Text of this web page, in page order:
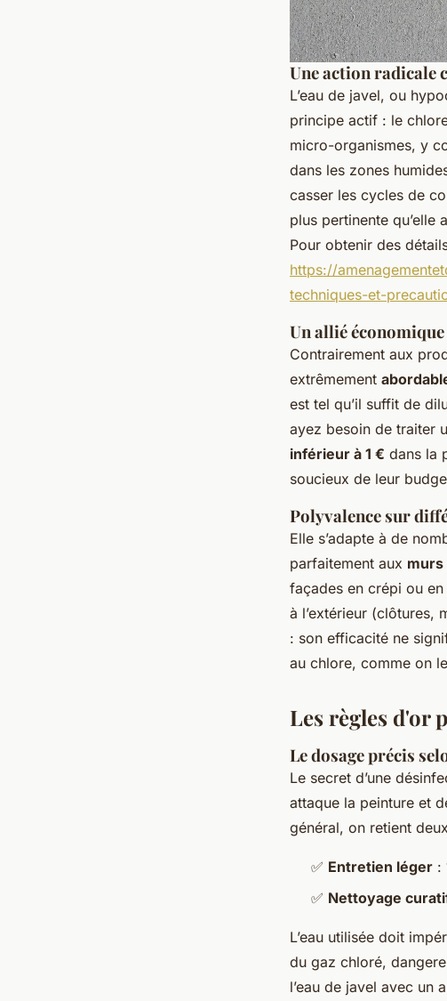
Une action radicale
L’eau de javel, ou
principe actif : le
micro-organismes, y
dans les zones
casser les cycles de
plus pertinente qu’elle
Pour obtenir des
https://
techniques-et-
Un allié
Contrairement aux
extrêmement
est tel qu’il suffit de
ayez besoin de traiter
inférieur à 1 € dans la
soucieux de leur
Polyvalence sur
Elle s’adapte à de
parfaitement aux murs
façades en crépi ou en
à l’extérieur (clôtures,
: son efficacité ne
au chlore, comme on
Les règles d'or
Le dosage précis
Le secret d’une
attaque la peinture et
général, on retient
✅ Entretien léger :
✅ Nettoyage
L’eau utilisée doit
du gaz chloré,
l’eau de javel avec un